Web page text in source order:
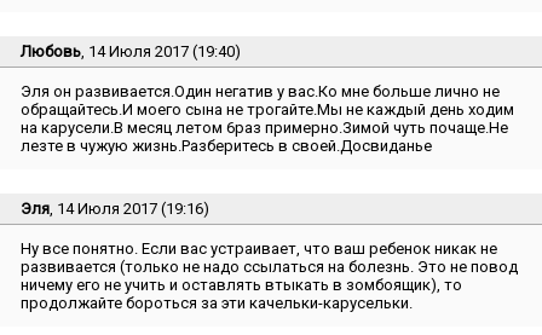
Любовь, 14 Июля 2017 (19:40)
Эля он развивается.Один негатив у вас.Ко мне больше лично не
обращайтесь.И моего сына не трогайте.Мы не каждый день ходим
на карусели.В месяц летом 6раз примерно.Зимой чуть почаще.Не
лезте в чужую жизнь.Разберитесь в своей.Досвиданье
Эля, 14 Июля 2017 (19:16)
Ну все понятно. Если вас устраивает, что ваш ребенок никак не
развивается (только не надо ссылаться на болезнь. Это не повод
ничему его не учить и оставлять втыкать в зомбоящик), то
продолжайте бороться за эти качельки-карусельки.